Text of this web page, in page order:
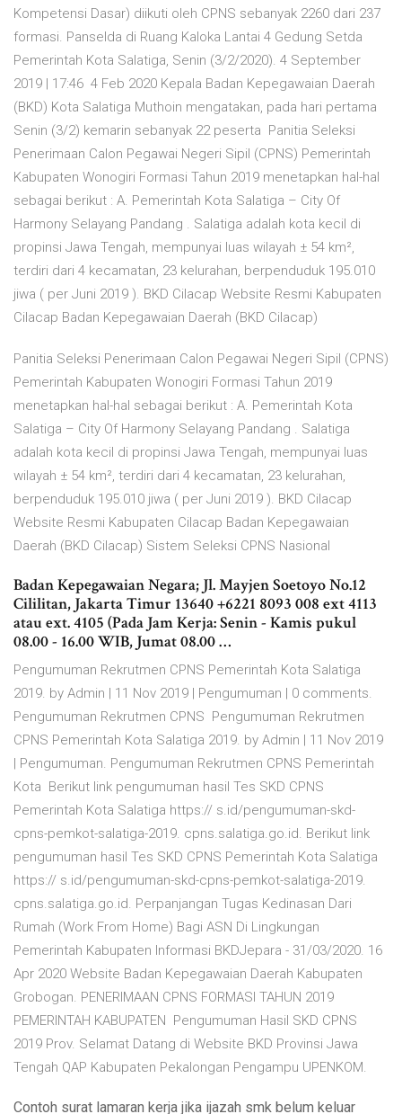
Kompetensi Dasar) diikuti oleh CPNS sebanyak 2260 dari 237
formasi. Panselda di Ruang Kaloka Lantai 4 Gedung Setda
Pemerintah Kota Salatiga, Senin (3/2/2020). 4 September
2019 | 17:46 4 Feb 2020 Kepala Badan Kepegawaian Daerah
(BKD) Kota Salatiga Muthoin mengatakan, pada hari pertama
Senin (3/2) kemarin sebanyak 22 peserta Panitia Seleksi
Penerimaan Calon Pegawai Negeri Sipil (CPNS) Pemerintah
Kabupaten Wonogiri Formasi Tahun 2019 menetapkan hal-hal
sebagai berikut : A. Pemerintah Kota Salatiga – City Of
Harmony Selayang Pandang . Salatiga adalah kota kecil di
propinsi Jawa Tengah, mempunyai luas wilayah ± 54 km²,
terdiri dari 4 kecamatan, 23 kelurahan, berpenduduk 195.010
jiwa ( per Juni 2019 ). BKD Cilacap Website Resmi Kabupaten
Cilacap Badan Kepegawaian Daerah (BKD Cilacap)
Panitia Seleksi Penerimaan Calon Pegawai Negeri Sipil (CPNS)
Pemerintah Kabupaten Wonogiri Formasi Tahun 2019
menetapkan hal-hal sebagai berikut : A. Pemerintah Kota
Salatiga – City Of Harmony Selayang Pandang . Salatiga
adalah kota kecil di propinsi Jawa Tengah, mempunyai luas
wilayah ± 54 km², terdiri dari 4 kecamatan, 23 kelurahan,
berpenduduk 195.010 jiwa ( per Juni 2019 ). BKD Cilacap
Website Resmi Kabupaten Cilacap Badan Kepegawaian
Daerah (BKD Cilacap) Sistem Seleksi CPNS Nasional
Badan Kepegawaian Negara; Jl. Mayjen Soetoyo No.12
Cililitan, Jakarta Timur 13640 +6221 8093 008 ext 4113
atau ext. 4105 (Pada Jam Kerja: Senin - Kamis pukul
08.00 - 16.00 WIB, Jumat 08.00 …
Pengumuman Rekrutmen CPNS Pemerintah Kota Salatiga
2019. by Admin | 11 Nov 2019 | Pengumuman | 0 comments.
Pengumuman Rekrutmen CPNS Pengumuman Rekrutmen
CPNS Pemerintah Kota Salatiga 2019. by Admin | 11 Nov 2019
| Pengumuman. Pengumuman Rekrutmen CPNS Pemerintah
Kota Berikut link pengumuman hasil Tes SKD CPNS
Pemerintah Kota Salatiga https:// s.id/pengumuman-skd-
cpns-pemkot-salatiga-2019. cpns.salatiga.go.id. Berikut link
pengumuman hasil Tes SKD CPNS Pemerintah Kota Salatiga
https:// s.id/pengumuman-skd-cpns-pemkot-salatiga-2019.
cpns.salatiga.go.id. Perpanjangan Tugas Kedinasan Dari
Rumah (Work From Home) Bagi ASN Di Lingkungan
Pemerintah Kabupaten Informasi BKDJepara - 31/03/2020. 16
Apr 2020 Website Badan Kepegawaian Daerah Kabupaten
Grobogan. PENERIMAAN CPNS FORMASI TAHUN 2019
PEMERINTAH KABUPATEN Pengumuman Hasil SKD CPNS
2019 Prov. Selamat Datang di Website BKD Provinsi Jawa
Tengah QAP Kabupaten Pekalongan Pengampu UPENKOM.
Contoh surat lamaran kerja jika ijazah smk belum keluar